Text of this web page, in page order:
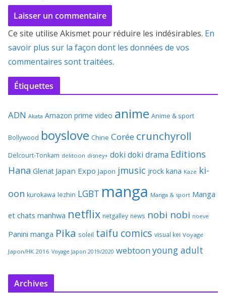
Ce site utilise Akismet pour réduire les indésirables. En
savoir plus sur la façon dont les données de vos
commentaires sont traitées.
Étiquettes
ADN Akata Amazon prime video anime Anime & sport
Bollywood boyslove Chine Corée crunchyroll
Delcourt-Tonkam delitoon disney+ doki doki drama Editions
Hana Glenat Japan Expo Japon jmusic jrock kana Kaze ki-
oon kurokawa lezhin LGBT manga Manga & sport Manga
et chats manhwa netflix netgalley news nobi nobi noeve
Panini manga Pika soleil taifu comics visual kei Voyage
Japon/HK 2016 Voyage Japon 2019/2020 webtoon young adult
Archives